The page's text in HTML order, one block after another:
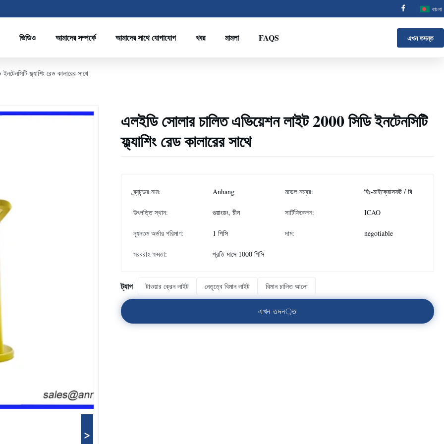
বাংলা
ভিডিও আমাদের সম্পর্কে আমাদের সাথে যোগাযোগ খবর মামলা FAQS এখন তদন্ত
ফ্ল্যাশিং রেড কালারের সাথে
>
এলইডি সোলার চালিত এভিয়েশন লাইট 2000 সিডি ইনটেনসিটি
ফ্ল্যাশিং রেড কালারের সাথে
ব্র্যান্ডের নাম: Anhang মডেল নম্বর: হিঃ-মাইক্রোসফট / বি
উৎপত্তি স্থান: গুয়াংডং, চীন সার্টিফিকেশন: ICAO
ন্যূনতম অর্ডার পরিমাণ: 1 পিসি দাম: negotiable
সরবরাহ ক্ষমতা: প্রতি মাসে 1000 পিসি
ট্যাগ টাওয়ার ক্রেন লাইট নেতৃত্বে বিমান লাইট বিমান চালিত আলো
এখন তদন্ত